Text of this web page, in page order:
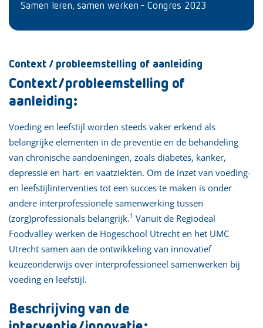
Samen leren, samen werken - Congres 2023
Context / probleemstelling of aanleiding
Context/probleemstelling of
aanleiding:
Voeding en leefstijl worden steeds vaker erkend als
belangrijke elementen in de preventie en de behandeling
van chronische aandoeningen, zoals diabetes, kanker,
depressie en hart- en vaatziekten. Om de inzet van voeding-
en leefstijlinterventies tot een succes te maken is onder
andere interprofessionele samenwerking tussen
(zorg)professionals belangrijk.1 Vanuit de Regiodeal
Foodvalley werken de Hogeschool Utrecht en het UMC
Utrecht samen aan de ontwikkeling van innovatief
keuzeonderwijs over interprofessioneel samenwerken bij
voeding en leefstijl.
Beschrijving van de